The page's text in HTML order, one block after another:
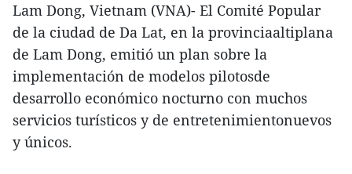
Lam Dong, Vietnam (VNA)- El Comité Popular
de la ciudad de Da Lat, en la provinciaaltiplana
de Lam Dong, emitió un plan sobre la
implementación de modelos pilotosde
desarrollo económico nocturno con muchos
servicios turísticos y de entretenimientonuevos
y únicos.